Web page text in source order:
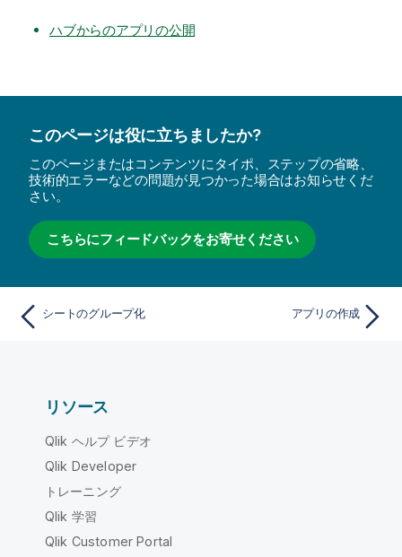
ハブからのアプリの公開
このページは役に立ちましたか?
このページまたはコンテンツにタイポ、ステップの省略、
技術的エラーなどの問題が見つかった場合はお知らせくだ
さい。
こちらにフィードバックをお寄せください
シートのグループ化 アプリの作成
リソース
Qlik ヘルプ ビデオ
Qlik Developer
トレーニング
Qlik 学習
Qlik Customer Portal